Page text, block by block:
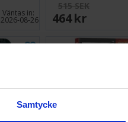
Samtycke
Väntas in:
2026-08-26
515 SEK
464 SEK